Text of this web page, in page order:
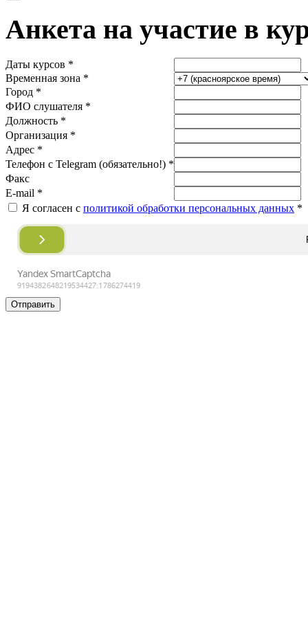
Анкета на участие в
Даты курсов *
Временная зона *
Город *
ФИО слушателя *
Должность *
Организация *
Адрес *
Телефон с Telegram (обязательно!) *
Факс
E-mail *
Я согласен с политикой обработки персональных данных *
Отправить